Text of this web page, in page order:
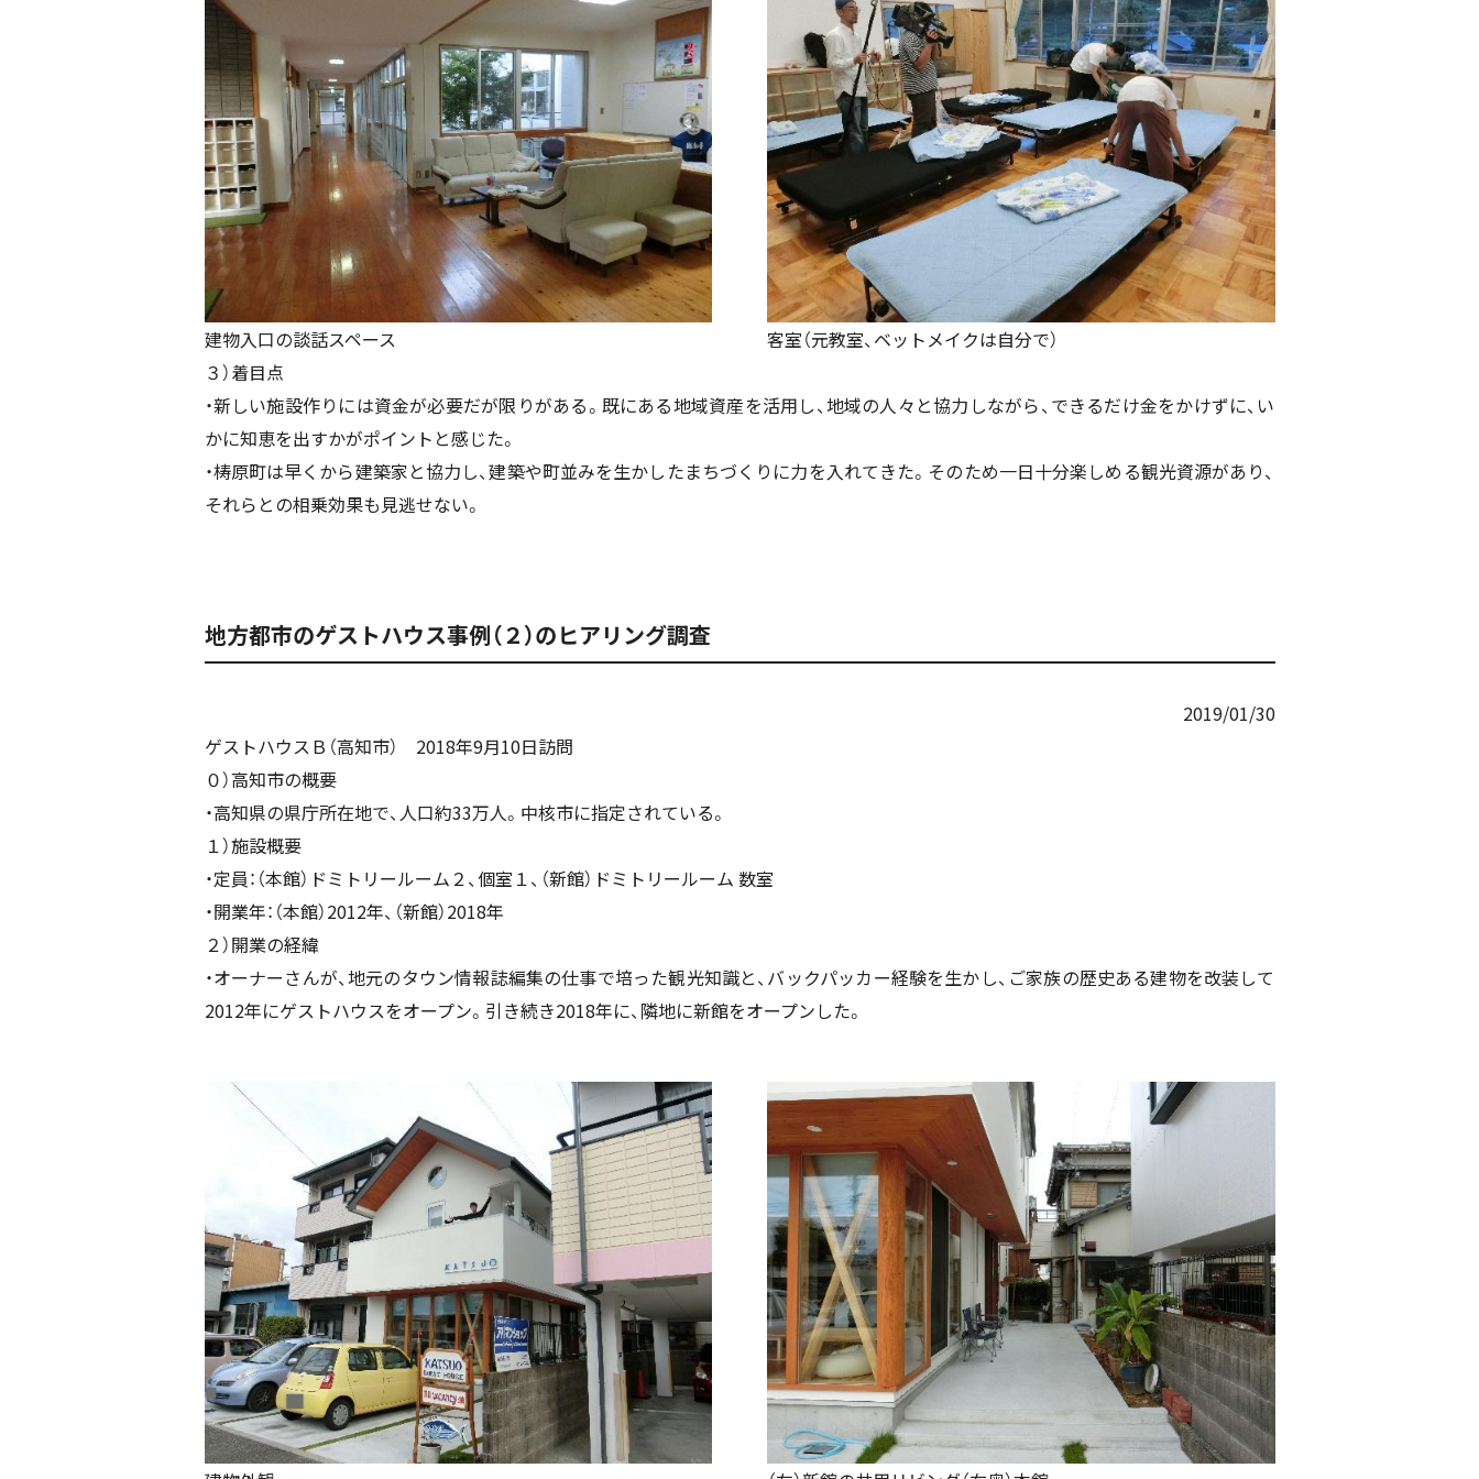
建物入口の談話スペース
客室（元教室、ベットメイクは自分で）
３）着目点
・新しい施設作りには資金が必要だが限りがある。既にある地域資産を活用し、地域の人々と協力しながら、できるだけ金をかけずに、い
かに知恵を出すかがポイントと感じた。
・梼原町は早くから建築家と協力し、建築や町並みを生かしたまちづくりに力を入れてきた。そのため一日十分楽しめる観光資源があり、
それらとの相乗効果も見逃せない。
地方都市のゲストハウス事例（２）のヒアリング調査
2019/01/30
ゲストハウスＢ（高知市） 2018年9月10日訪問
０）高知市の概要
・高知県の県庁所在地で、人口約33万人。中核市に指定されている。
１）施設概要
・定員：（本館）ドミトリールーム２、個室１、（新館）ドミトリールーム 数室
・開業年：（本館）2012年、（新館）2018年
２）開業の経緯
・オーナーさんが、地元のタウン情報誌編集の仕事で培った観光知識と、バックパッカー経験を生かし、ご家族の歴史ある建物を改装して
2012年にゲストハウスをオープン。引き続き2018年に、隣地に新館をオープンした。